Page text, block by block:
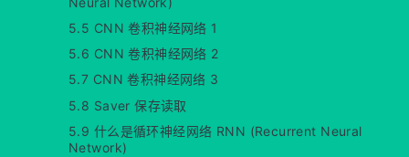
5.5 CNN 卷积神经网络 1
5.6 CNN 卷积神经网络 2
5.7 CNN 卷积神经网络 3
5.8 Saver 保存读取
5.9 什么是循环神经网络 RNN (Recurrent Neural
Network)